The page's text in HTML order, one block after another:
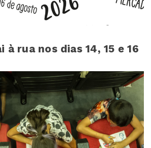
à rua nos dias 14, 15 e 16